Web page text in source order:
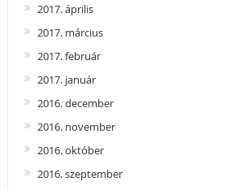
2017. április
2017. március
2017. február
2017. január
2016. december
2016. november
2016. október
2016. szeptember